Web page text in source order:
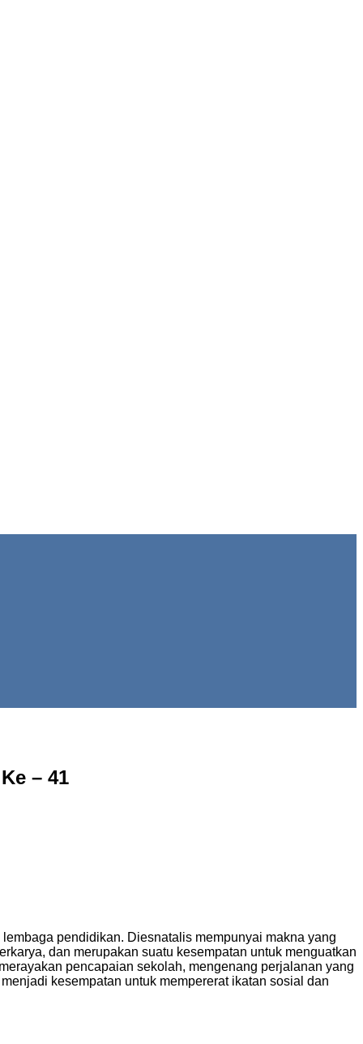
– 41
pendidikan. Diesnatalis mempunyai makna yang
dan merupakan suatu kesempatan untuk menguatkan
pencapaian sekolah, mengenang perjalanan yang
kesempatan untuk mempererat ikatan sosial dan